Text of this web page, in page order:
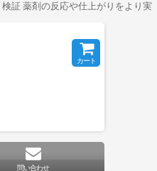
証 薬剤の反応や仕上がりをより実
カート
問い合わせ